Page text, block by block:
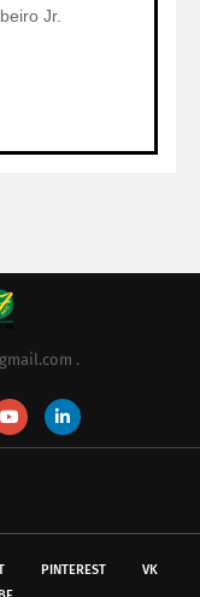
Jr.
.
PINTEREST
VK